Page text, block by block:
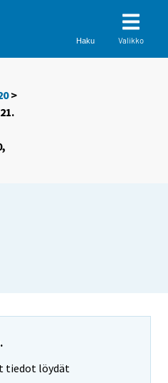
Haku Valikko
>
tiedot löydät